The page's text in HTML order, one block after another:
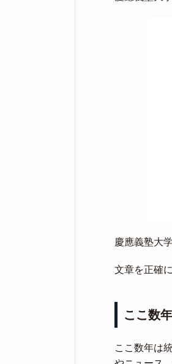
慶應義塾大
文章を正確
ここ数
ここ数年は